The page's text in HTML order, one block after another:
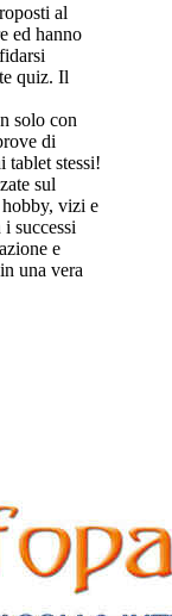
al
ed hanno
quiz. Il
solo con
di
tablet stessi!
sul
vizi e
successi
e
una vera